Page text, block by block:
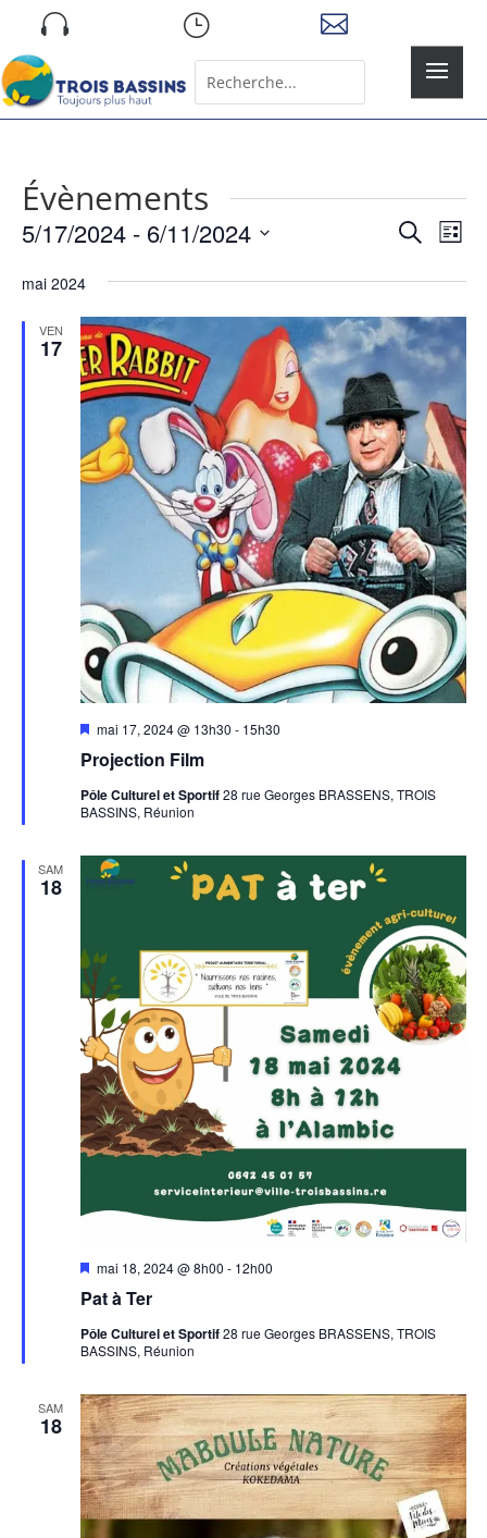
 } 
for...
Évènements
de
vues
Recherche
de
Liste
5/17/2024 - 6/11/2024
une
mai 2024
VEN
17
Projection Film
Mis
avant
mai 17, 2024 @ 13h30 - 15h30
Pôle Culturel et Sportif28 rue Georges BRASSENS, TROIS
BASSINS, Réunion
SAM
18
Pat à Ter
Mis
avant
mai 18, 2024 @ 8h00 - 12h00
Pôle Culturel et Sportif28 rue Georges BRASSENS, TROIS
BASSINS, Réunion
SAM
18